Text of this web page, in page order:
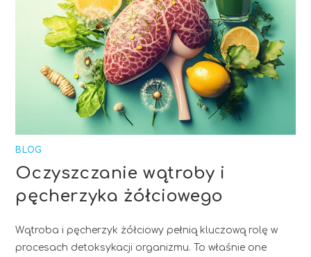
BLOG
Oczyszczanie wątroby i
pęcherzyka żółciowego
Wątroba i pęcherzyk żółciowy pełnią kluczową rolę w
procesach detoksykacji organizmu. To właśnie one